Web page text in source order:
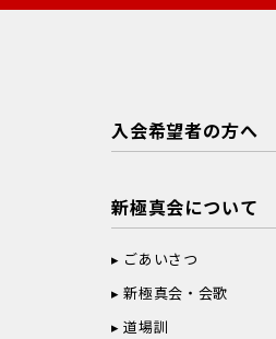
入会希望者の方へ
新極真会について
ごあいさつ
新極真会・会歌
道場訓